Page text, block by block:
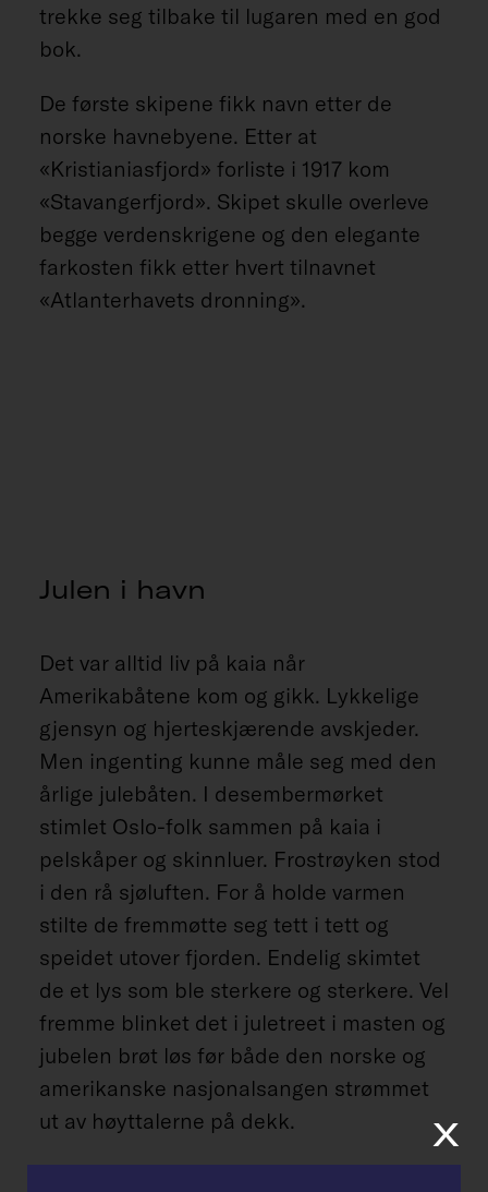
trekke seg tilbake til lugaren med en god
bok.
De første skipene fikk navn etter de
norske havnebyene. Etter at
«Kristianiasfjord» forliste i 1917 kom
«Stavangerfjord». Skipet skulle overleve
begge verdenskrigene og den elegante
farkosten fikk etter hvert tilnavnet
«Atlanterhavets dronning».
Julen i havn
Det var alltid liv på kaia når
Amerikabåtene kom og gikk. Lykkelige
gjensyn og hjerteskjærende avskjeder.
Men ingenting kunne måle seg med den
årlige julebåten. I desembermørket
stimlet Oslo-folk sammen på kaia i
pelskåper og skinnluer. Frostrøyken stod
i den rå sjøluften. For å holde varmen
stilte de fremmøtte seg tett i tett og
speidet utover fjorden. Endelig skimtet
de et lys som ble sterkere og sterkere. Vel
fremme blinket det i juletreet i masten og
jubelen brøt løs før både den norske og
amerikanske nasjonalsangen strømmet
ut av høyttalerne på dekk.
x